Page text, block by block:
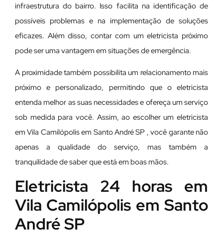
infraestrutura do bairro. Isso facilita na identificação de
possíveis problemas e na implementação de soluções
eficazes. Além disso, contar com um eletricista próximo
pode ser uma vantagem em situações de emergência.
A proximidade também possibilita um relacionamento mais
próximo e personalizado, permitindo que o eletricista
entenda melhor as suas necessidades e ofereça um serviço
sob medida para você. Assim, ao escolher um eletricista
em Vila Camilópolis em Santo André SP , você garante não
apenas a qualidade do serviço, mas também a
tranquilidade de saber que está em boas mãos.
Eletricista 24 horas em
Vila Camilópolis em Santo
André SP